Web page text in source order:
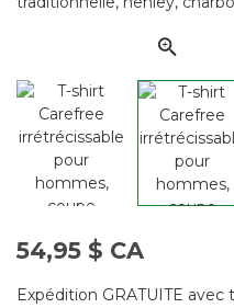
54,95 $ CA
Expédition GRATUITE